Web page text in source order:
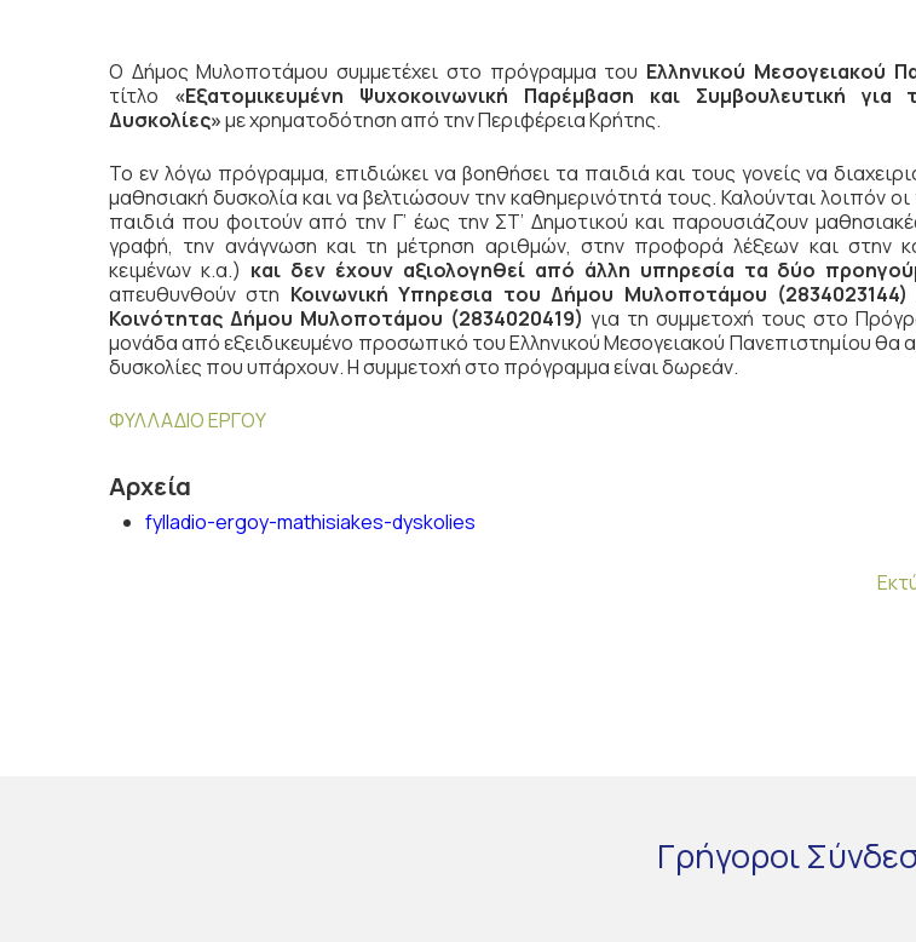
Ο Δήμος Μυλοποτάμου συμμετέχει στο πρόγραμμα του Ελληνικού Μεσογειακού
τίτλο «Εξατομικευμένη Ψυχοκοινωνική Παρέμβαση και Συμβουλευτική για
Δυσκολίες»με χρηματοδότηση από την Περιφέρεια Κρήτης.
Το εν λόγω πρόγραμμα, επιδιώκει να βοηθήσει τα παιδιά και τους γονείς να
μαθησιακή δυσκολία και να βελτιώσουν την καθημερινότητά τους. Καλούνται λοιπόν
παιδιά που φοιτούν από την Γ’ έως την ΣΤ’ Δημοτικού και παρουσιάζουν
γραφή, την ανάγνωση και τη μέτρηση αριθμών, στην προφορά λέξεων και στην
κειμένων κ.α.) και δεν έχουν αξιολογηθεί από άλλη υπηρεσία τα δύο
απευθυνθούν στη Κοινωνική Υπηρεσια του Δήμου Μυλοποτάμου
Κοινότητας Δήμου Μυλοποτάμου (2834020419) για τη συμμετοχή τους στο
μονάδα από εξειδικευμένο προσωπικό του Ελληνικού Μεσογειακού Πανεπιστημίου θα
δυσκολίες που υπάρχουν. Η συμμετοχή στο πρόγραμμα είναι δωρεάν.
ΦΥΛΛΑΔΙΟ ΕΡΓΟΥ
Αρχεία
fylladio-ergoy-mathisiakes-dyskolies
Γρήγοροι